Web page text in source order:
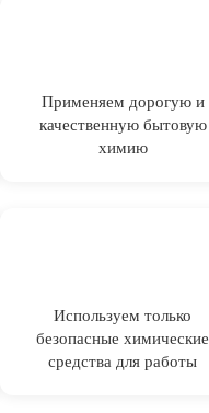
Применяем дорогую и
качественную бытовую
химию
Используем только
безопасные химические
средства для работы